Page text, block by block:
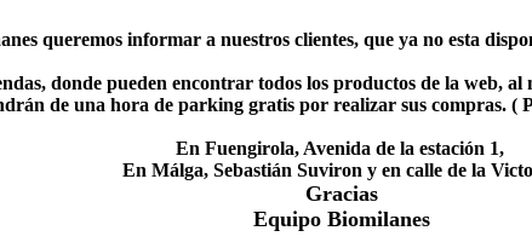
queremos informar a nuestros clientes, que ya no esta
donde pueden encontrar todos los productos de la web,
de una hora de parking gratis por realizar sus compras. (
En Fuengirola, Avenida de la estación 1,
En Málga, Sebastián Suviron y en calle de la
Gracias
Equipo Biomilanes